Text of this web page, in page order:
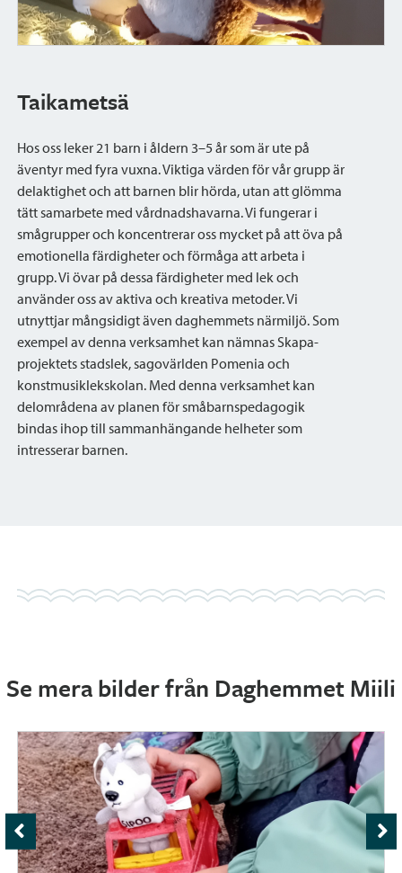
Taikametsä
Hos oss leker 21 barn i åldern 3–5 år som är ute på
äventyr med fyra vuxna. Viktiga värden för vår grupp är
delaktighet och att barnen blir hörda, utan att glömma
tätt samarbete med vårdnadshavarna. Vi fungerar i
smågrupper och koncentrerar oss mycket på att öva på
emotionella färdigheter och förmåga att arbeta i
grupp. Vi övar på dessa färdigheter med lek och
använder oss av aktiva och kreativa metoder. Vi
utnyttjar mångsidigt även daghemmets närmiljö. Som
exempel av denna verksamhet kan nämnas Skapa-
projektets stadslek, sagovärlden Pomenia och
konstmusiklekskolan. Med denna verksamhet kan
delområdena av planen för småbarnspedagogik
bindas ihop till sammanhängande helheter som
intresserar barnen.
Se mera bilder från Daghemmet Miili